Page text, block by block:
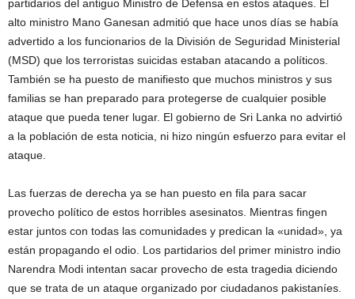
partidarios del antiguo Ministro de Defensa en estos ataques. El
alto ministro Mano Ganesan admitió que hace unos días se había
advertido a los funcionarios de la División de Seguridad Ministerial
(MSD) que los terroristas suicidas estaban atacando a políticos.
También se ha puesto de manifiesto que muchos ministros y sus
familias se han preparado para protegerse de cualquier posible
ataque que pueda tener lugar. El gobierno de Sri Lanka no advirtió
a la población de esta noticia, ni hizo ningún esfuerzo para evitar el
ataque.
Las fuerzas de derecha ya se han puesto en fila para sacar
provecho político de estos horribles asesinatos. Mientras fingen
estar juntos con todas las comunidades y predican la «unidad», ya
están propagando el odio. Los partidarios del primer ministro indio
Narendra Modi intentan sacar provecho de esta tragedia diciendo
que se trata de un ataque organizado por ciudadanos pakistaníes.